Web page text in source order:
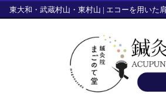
東大和・武蔵村山・東村山 | エコーを用いた